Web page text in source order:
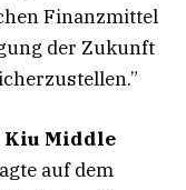
Finanzmittel
der Zukunft
Kiu Middle
auf dem